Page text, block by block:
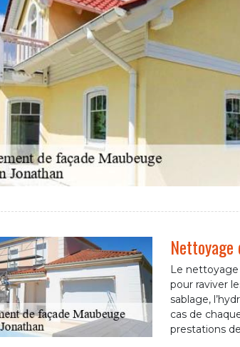
Le nettoyage
pour raviver
sablage,
cas de
prestations